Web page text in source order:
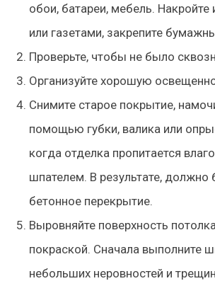
обои, батареи, мебель. Накройте
или газетами, закрепите
Проверьте, чтобы не было
Организуйте хорошую
Снимите старое покрытие,
помощью губки, валика или
когда отделка пропитается
шпателем. В результате, должно
бетонное перекрытие.
Выровняйте поверхность
покраской. Сначала выполните
небольших неровностей и